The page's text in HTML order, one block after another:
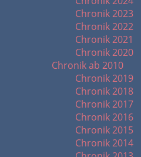
Chronik 2023
Chronik 2022
Chronik 2021
Chronik 2020
Chronik ab 2010
Chronik 2019
Chronik 2018
Chronik 2017
Chronik 2016
Chronik 2015
Chronik 2014